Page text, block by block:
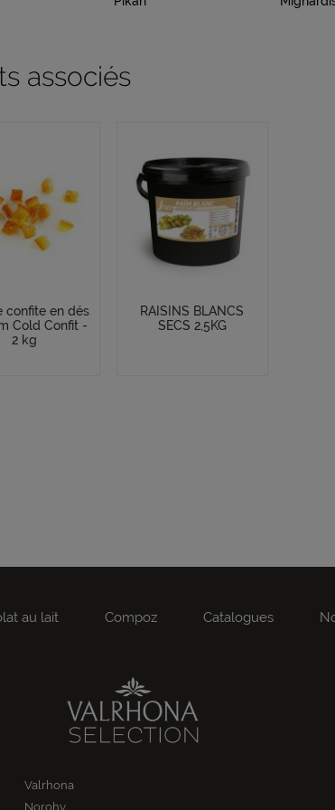
associés
confite en dés
Cold Confit -
2 kg
RAISINS BLANCS
SECS 2,5KG
au lait Compoz Catalogues
Valrhona
Norohy